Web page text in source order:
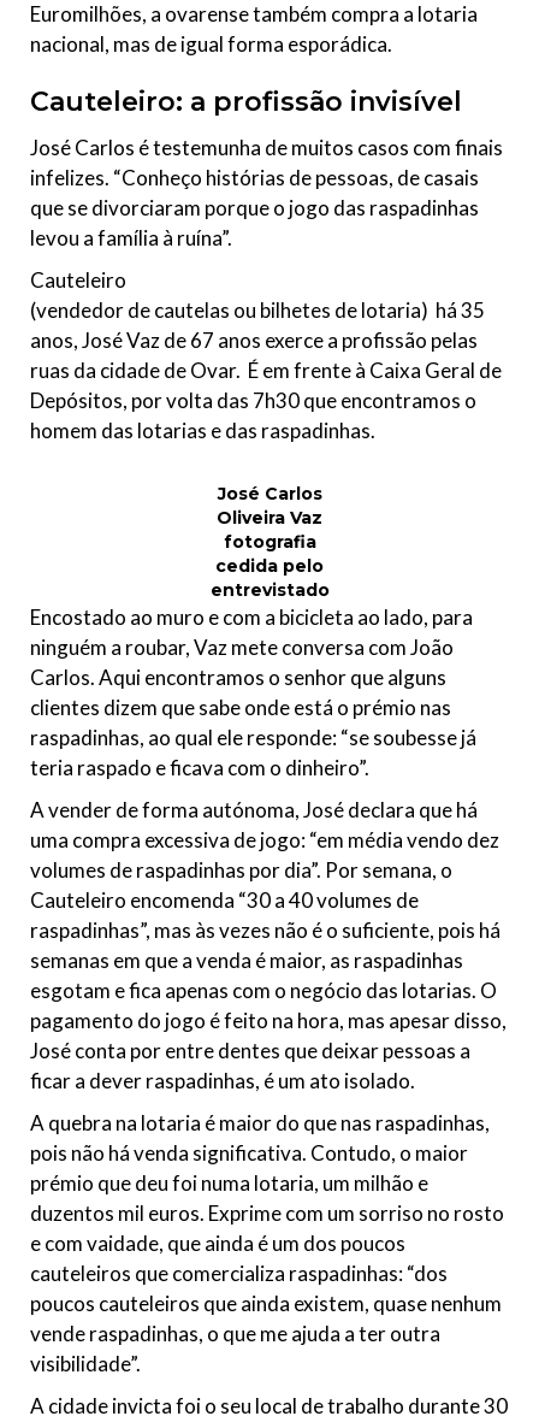
Euromilhões, a ovarense também compra a lotaria
nacional, mas de igual forma esporádica.
Cauteleiro: a profissão invisível
José Carlos é testemunha de muitos casos com finais
infelizes. “Conheço histórias de pessoas, de casais
que se divorciaram porque o jogo das raspadinhas
levou a família à ruína”.
Cauteleiro
(vendedor de cautelas ou bilhetes de lotaria) há 35
anos, José Vaz de 67 anos exerce a profissão pelas
ruas da cidade de Ovar. É em frente à Caixa Geral de
Depósitos, por volta das 7h30 que encontramos o
homem das lotarias e das raspadinhas.
José Carlos
Oliveira Vaz
fotografia
cedida pelo
entrevistado
Encostado ao muro e com a bicicleta ao lado, para
ninguém a roubar, Vaz mete conversa com João
Carlos. Aqui encontramos o senhor que alguns
clientes dizem que sabe onde está o prémio nas
raspadinhas, ao qual ele responde:“se soubesse já
teria raspado e ficava com o dinheiro”.
A vender de forma autónoma, José declara que há
uma compra excessiva de jogo:“em média vendo dez
volumes de raspadinhas por dia”. Por semana, o
Cauteleiro encomenda “30 a 40 volumes de
raspadinhas”, mas às vezes não é o suficiente, pois há
semanas em que a venda é maior, as raspadinhas
esgotam e fica apenas com o negócio das lotarias. O
pagamento do jogo é feito na hora, mas apesar disso,
José conta por entre dentes que deixar pessoas a
ficar a dever raspadinhas, é um ato isolado.
A quebra na lotaria é maior do que nas raspadinhas,
pois não há venda significativa. Contudo, o maior
prémio que deu foi numa lotaria, um milhão e
duzentos mil euros. Exprime com um sorriso no rosto
e com vaidade, que ainda é um dos poucos
cauteleiros que comercializa raspadinhas: “dos
poucos cauteleiros que ainda existem, quase nenhum
vende raspadinhas, o que me ajuda a ter outra
visibilidade”.
A cidade invicta foi o seu local de trabalho durante 30